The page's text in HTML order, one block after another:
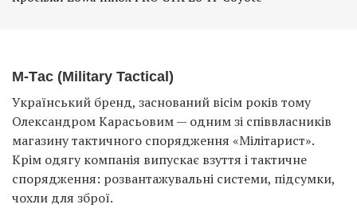
М-Тac (Military Tactical)
Український бренд, заснований вісім років тому
Олександром Карасьовим — одним зі співвласників
магазину тактичного спорядження «Мілітарист».
Крім одягу компанія випускає взуття і тактичне
спорядження: розвантажувальні системи, підсумки,
чохли для зброї.